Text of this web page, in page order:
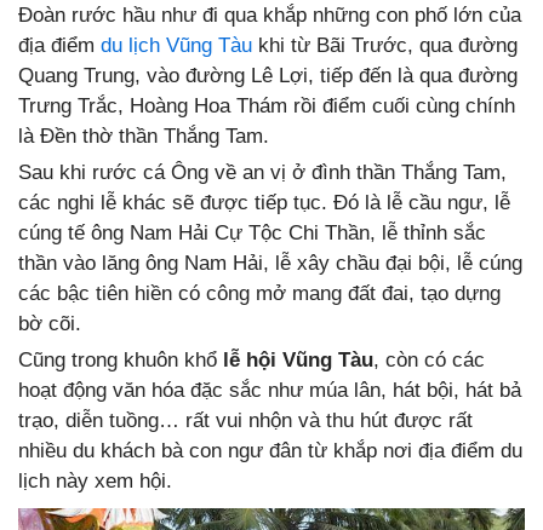
Đoàn rước hầu như đi qua khắp những con phố lớn của
địa điểm du lịch Vũng Tàu khi từ Bãi Trước, qua đường
Quang Trung, vào đường Lê Lợi, tiếp đến là qua đường
Trưng Trắc, Hoàng Hoa Thám rồi điểm cuối cùng chính
là Đền thờ thần Thắng Tam.
Sau khi rước cá Ông về an vị ở đình thần Thắng Tam,
các nghi lễ khác sẽ được tiếp tục. Đó là lễ cầu ngư, lễ
cúng tế ông Nam Hải Cự Tộc Chi Thần, lễ thỉnh sắc
thần vào lăng ông Nam Hải, lễ xây chầu đại bội, lễ cúng
các bậc tiên hiền có công mở mang đất đai, tạo dựng
bờ cõi.
Cũng trong khuôn khổ lễ hội Vũng Tàu, còn có các
hoạt động văn hóa đặc sắc như múa lân, hát bội, hát bả
trạo, diễn tuồng… rất vui nhộn và thu hút được rất
nhiều du khách bà con ngư đân từ khắp nơi địa điểm du
lịch này xem hội.